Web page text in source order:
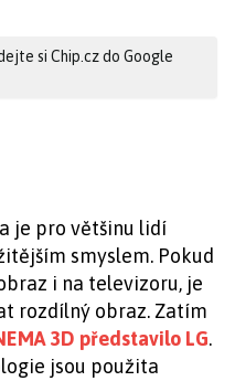
si Chip.cz do Google
je pro většinu lidí
smyslem. Pokud
i na televizoru, je
rozdílný obraz. Zatím
3D představilo LG.
jsou použita